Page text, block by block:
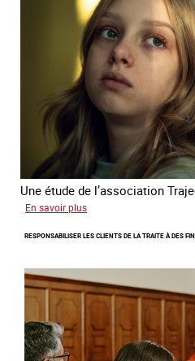
l'exploitation
sexuelle
en
France
2025
Une étude de l’association
En savoir plus
phénomène
de
l’exploitation
mineures
à
RESPONSABILISER LES CLIENTS DE LA TRAITE À DES